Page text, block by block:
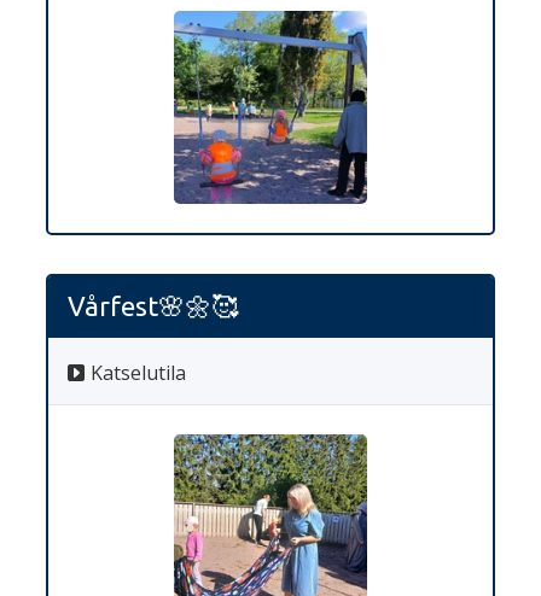
Vårfest🌸🌼🥰
Katselutila